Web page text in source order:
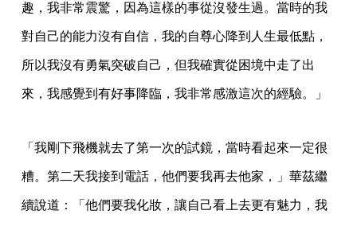
趣，我非常震驚，因為這樣的事從沒發生過。當時的我
對自己的能力沒有自信，我的自尊心降到人生最低點，
所以我沒有勇氣突破自己，但我確實從困境中走了出
來，我感覺到有好事降臨，我非常感激這次的經驗。」
「我剛下飛機就去了第一次的試鏡，當時看起來一定很
糟。第二天我接到電話，他們要我再去他家，」華茲繼
續說道：「他們要我化妝，讓自己看上去更有魅力，我